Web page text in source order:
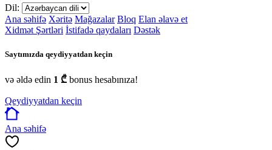
Dil:
Ana səhifə Xəritə Mağazalar Bloq Elan əlavə et
Xidmət Şərtləri İstifadə qaydaları Dəstək
Saytımızda qeydiyyatdan keçin
və əldə edin 1 ₾ bonus hesabınıza!
Qeydiyyatdan keçin
Ana səhifə